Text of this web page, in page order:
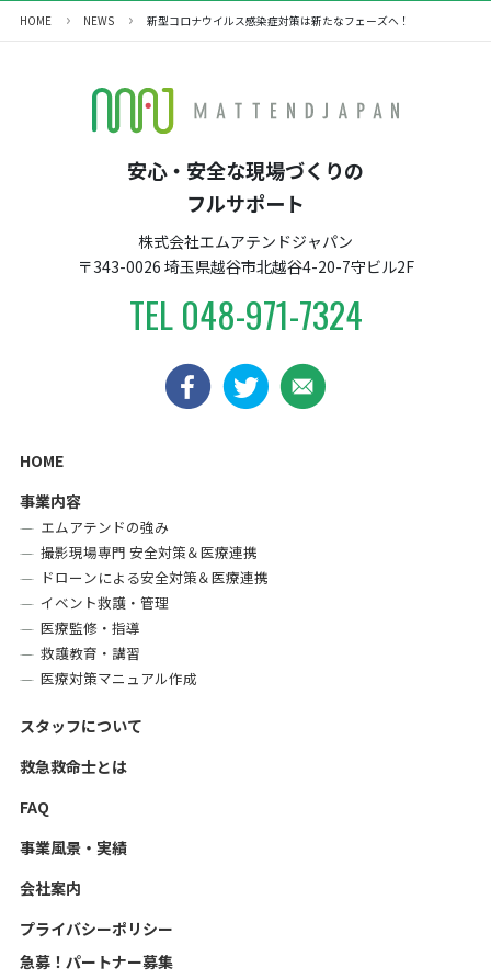
HOME NEWS 新型コロナウイルス感染症対策は新たなフェーズへ！
安心・安全な現場づくりの
フルサポート
株式会社エムアテンドジャパン
〒343-0026 埼玉県越谷市北越谷4-20-7守ビル2F
TEL048-971-7324
HOME
事業内容
エムアテンドの強み
撮影現場専門 安全対策＆医療連携
ドローンによる安全対策＆医療連携
イベント救護・管理
医療監修・指導
救護教育・講習
医療対策マニュアル作成
スタッフについて
救急救命士とは
FAQ
事業風景・実績
会社案内
プライバシーポリシー
急募！パートナー募集